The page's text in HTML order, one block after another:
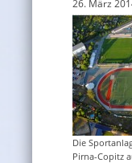
26. März
Die
Pirna-Copitz